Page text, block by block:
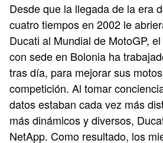
Desde que la llegada de la era
cuatro tiempos en 2002 le
Ducati al Mundial de MotoGP,
con sede en Bolonia ha
tras día, para mejorar sus
competición. Al tomar
datos estaban cada vez más
más dinámicos y diversos,
NetApp. Como resultado, los